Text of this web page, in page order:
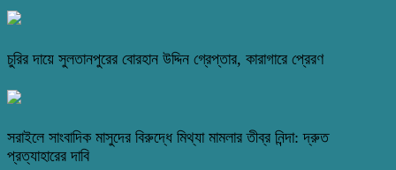
চুরির দায়ে সুলতানপুরের বোরহান উদ্দিন গ্রেপ্তার, কারাগারে প্রেরণ
সরাইলে সাংবাদিক মাসুদের বিরুদ্ধে মিথ্যা মামলার তীব্র নিন্দা: দ্রুত
প্রত্যাহারের দাবি